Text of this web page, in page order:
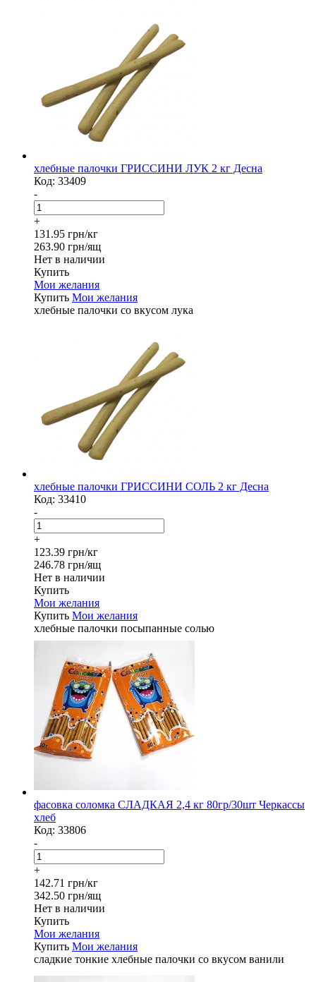
хлебные палочки ГРИССИНИ ЛУК 2 кг Десна
Код: 33409
-
+
131.95 грн/кг
263.90 грн/ящ
Нет в наличии
Купить
Мои желания
Купить Мои желания
хлебные палочки со вкусом лука
хлебные палочки ГРИССИНИ СОЛЬ 2 кг Десна
Код: 33410
-
+
123.39 грн/кг
246.78 грн/ящ
Нет в наличии
Купить
Мои желания
Купить Мои желания
хлебные палочки посыпанные солью
фасовка соломка СЛАДКАЯ 2,4 кг 80гр/30шт Черкассы
хлеб
Код: 33806
-
+
142.71 грн/кг
342.50 грн/ящ
Нет в наличии
Купить
Мои желания
Купить Мои желания
сладкие тонкие хлебные палочки со вкусом ванили